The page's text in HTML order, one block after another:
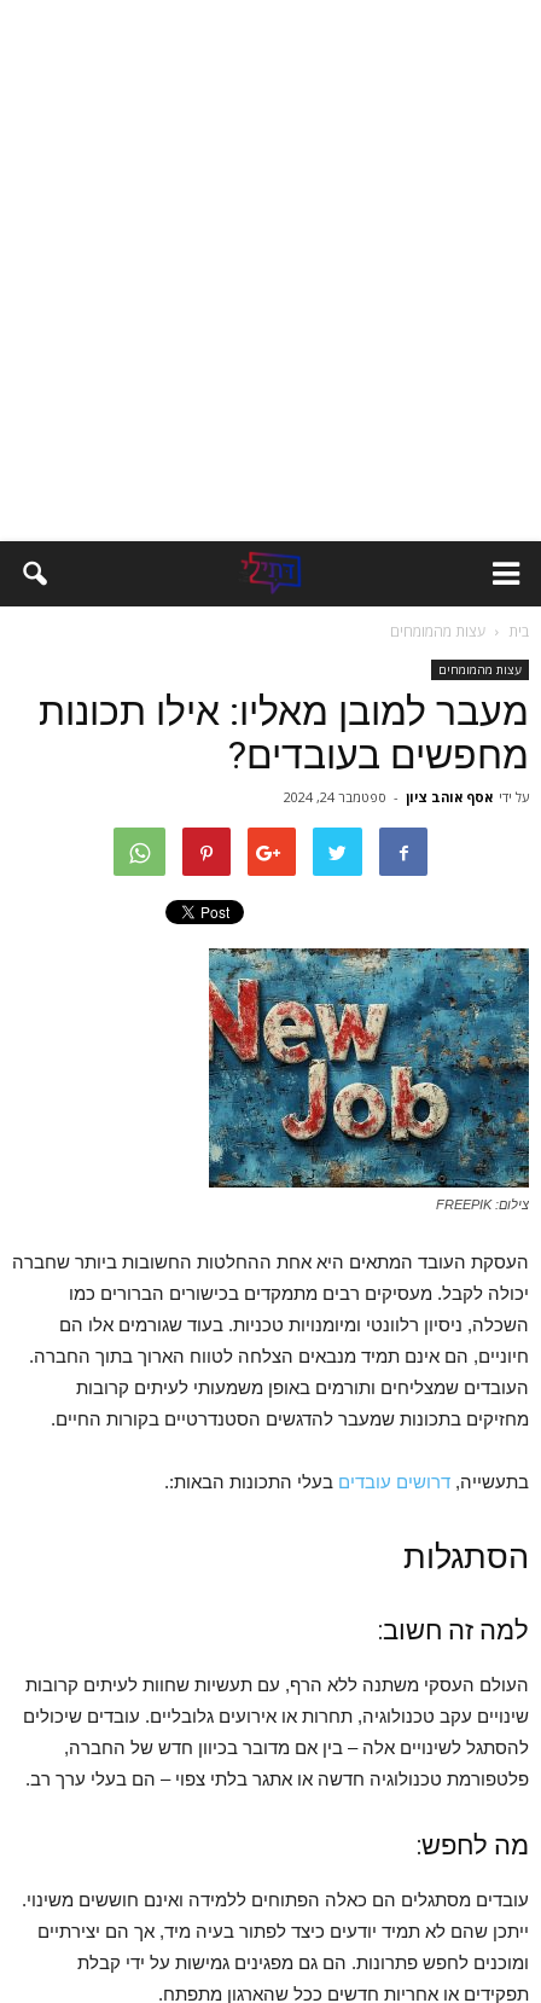
בית עצות מהמומחים
עצות מהמומחים
מעבר למובן מאליו: אילו תכונות
מחפשים בעובדים?
על ידי אסף אוהב ציון - ספטמבר 24, 2024
צילום: FREEPIK
העסקת העובד המתאים היא אחת ההחלטות החשובות ביותר שחברה
יכולה לקבל. מעסיקים רבים מתמקדים בכישורים הברורים כמו
השכלה, ניסיון רלוונטי ומיומנויות טכניות. בעוד שגורמים אלו הם
חיוניים, הם אינם תמיד מנבאים הצלחה לטווח הארוך בתוך החברה.
העובדים שמצליחים ותורמים באופן משמעותי לעיתים קרובות
מחזיקים בתכונות שמעבר להדגשים הסטנדרטיים בקורות החיים.
בתעשייה, דרושים עובדים בעלי התכונות הבאות:.
הסתגלות
למה זה חשוב:
העולם העסקי משתנה ללא הרף, עם תעשיות שחוות לעיתים קרובות
שינויים עקב טכנולוגיה, תחרות או אירועים גלובליים. עובדים שיכולים
להסתגל לשינויים אלה – בין אם מדובר בכיוון חדש של החברה,
פלטפורמת טכנולוגיה חדשה או אתגר בלתי צפוי – הם בעלי ערך רב.
מה לחפש:
עובדים מסתגלים הם כאלה הפתוחים ללמידה ואינם חוששים משינוי.
ייתכן שהם לא תמיד יודעים כיצד לפתור בעיה מיד, אך הם יצירתיים
ומוכנים לחפש פתרונות. הם גם מפגינים גמישות על ידי קבלת
תפקידים או אחריות חדשים ככל שהארגון מתפתח.